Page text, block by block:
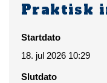
Praktisk
Startdato
18. jul 2026 10:29
Slutdato